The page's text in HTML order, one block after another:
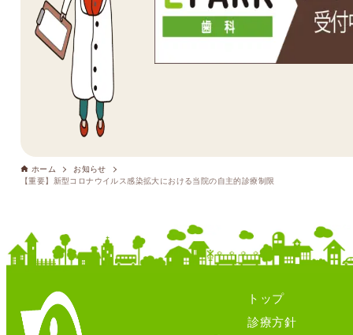
ホーム
お知らせ
【重要】新型コロナウイルス感染拡大における当院の自主的診療制限
トップ
診療方針